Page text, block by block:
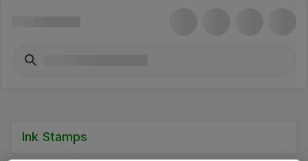
Ink Stamps